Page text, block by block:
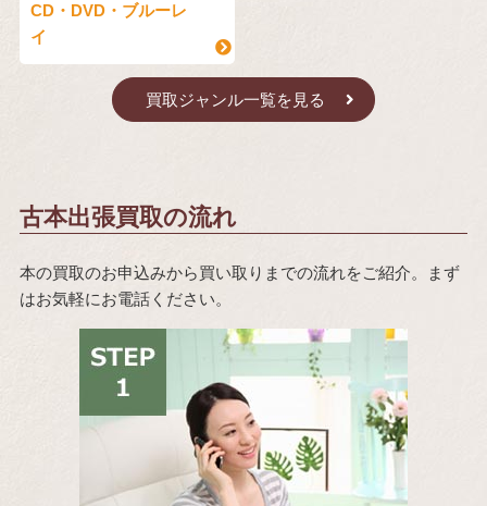
CD・DVD・ブルーレ
イ
買取ジャンル一覧を見る
古本出張買取の流れ
本の買取のお申込みから買い取りまでの流れをご紹介。まず
はお気軽にお電話ください。